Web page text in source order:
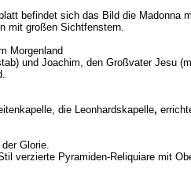
befindet sich das Bild die Madonna
mit großen Sichtfenstern.
Morgenland
und Joachim, den Großvater Jesu
die Leonhardskapelle,
Glorie.
verzierte Pyramiden-Reliquiare mit